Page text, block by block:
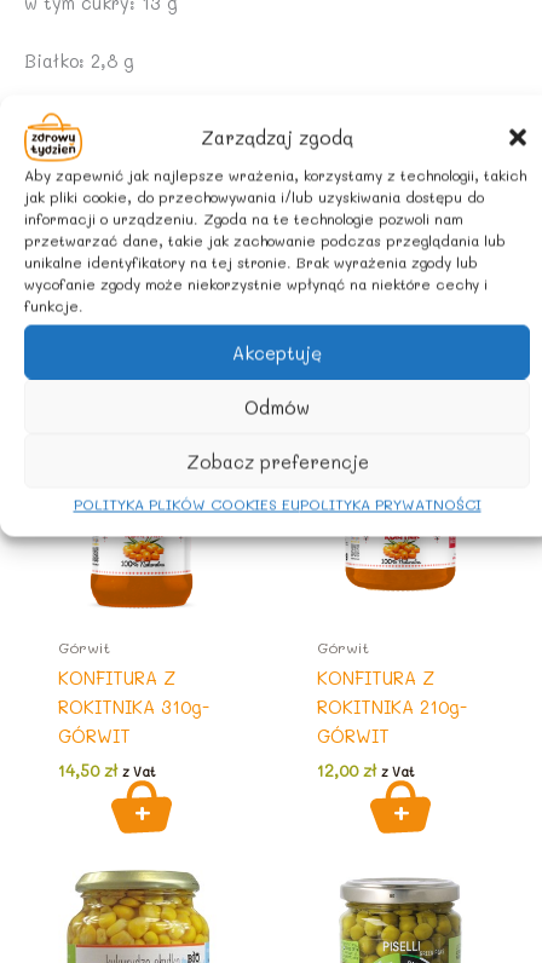
Zarządzaj zgodą
Aby zapewnić jak najlepsze wrażenia, korzystamy z technologii, takich
jak pliki cookie, do przechowywania i/lub uzyskiwania dostępu do
informacji o urządzeniu. Zgoda na te technologie pozwoli nam
przetwarzać dane, takie jak zachowanie podczas przeglądania lub
unikalne identyfikatory na tej stronie. Brak wyrażenia zgody lub
wycofanie zgody może niekorzystnie wpłynąć na niektóre cechy i
funkcje.
Akceptuję
Odmów
Zobacz preferencje
POLITYKA PLIKÓW COOKIES EUPOLITYKA PRYWATNOŚCI
Białko: 2,8 g
Sól: 0,74 g
ZALECANE WARUNKI PRZECHOWYWANIA
Przechowywać w zacienionym miejscu. Po otwarciu
przechowywać w lodówce i spożyć w ciągu 3 dni.
Podobne produkty
Górwit
KONFITURA Z
ROKITNIKA 310g-
GÓRWIT
14,50zł z Vat
Górwit
KONFITURA Z
ROKITNIKA 210g-
GÓRWIT
12,00zł z Vat